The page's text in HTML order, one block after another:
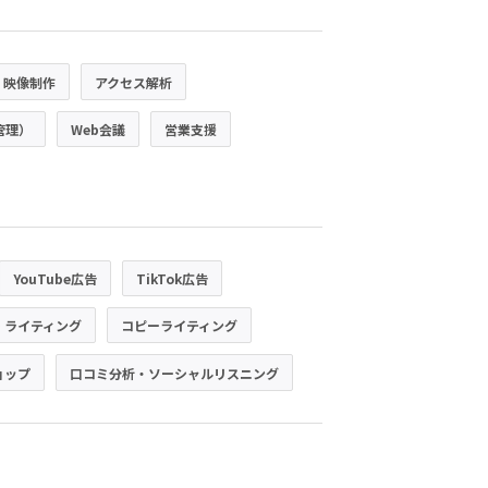
像制作 アクセス解析
） Web会議 営業支援
YouTube広告 TikTok広告
イティング コピーライティング
ップ 口コミ分析・ソーシャルリスニング